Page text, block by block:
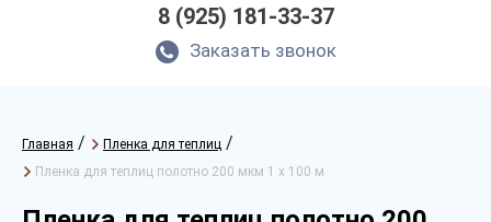
8 (925) 181-33-37
Заказать звонок
Главная / Пленка для теплиц /
Пленка для теплиц полотно 200 мкм 1 х 100 м